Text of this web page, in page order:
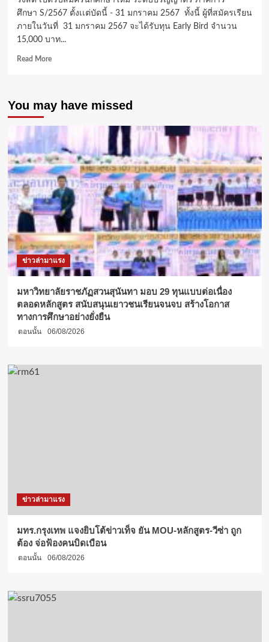
มอบ
ทุน
สนับสนุน
การ
5,000
ศึกษา S/2567 ตั้งเเต่บัดนี้ - 31 มกราคม 2567 ทั้งนี้ ผู้ที่สมัครเรียน
ภายในวันที่ 31 มกราคม 2567 จะได้รับทุน Early Bird จำนวน
15,000 บาท...
Read MoreRead
การ
ทูต
ม.รังสิต
รับ
สมัคร
นักศึกษา
ใหม่ S/2567
You may have missed
ข่าวล่ามาแรง
มหาวิทยาลัยราชภัฏสวนสุนันทา มอบ 29 ทุนแบบต่อเนื่อง
ตลอดหลักสูตร สนับสนุนเยาวชนเรียนจนจบ สร้างโอกาส
ทางการศึกษาอย่างยั่งยืน
ตอนนั้น 06/08/2026
ข่าวล่ามาแรง
มทร.กรุงเทพ แจงยิบโต้ข่าวเท็จ ยัน MOU-หลักสูตร-วีซ่า ถูก
ต้อง จ่อฟ้องคนบิดเบือน
ตอนนั้น 06/08/2026